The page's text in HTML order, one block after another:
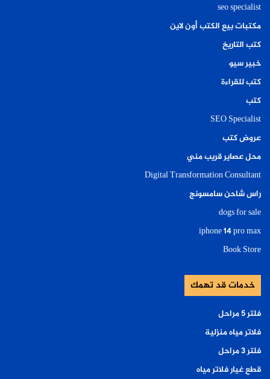
seo specialist
مكتبات بيع الكتب أون لاين
كتب التاريخ
خبير سيو
كتب للقراءة
كتب
SEO Specialist
عروض كتب
محل عصاير قريب مني
Digital Transformation Consultant
راس شاحن سامسونج
dogs for sale
iphone 14 pro max
Book Store
خدمات قد تهمك
فلتر ٥ مراحل
فلاتر مياه منزلية
فلتر ٣ مراحل
قطع غيار فلاتر مياه